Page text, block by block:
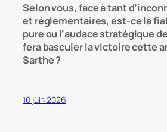
Selon vous, face à tant
et réglementaires, est-ce la
pure ou l’audace stratégique
fera basculer la victoire cette
Sarthe ?
10 juin 2026